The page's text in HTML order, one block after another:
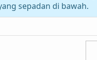
sepadan di bawah.